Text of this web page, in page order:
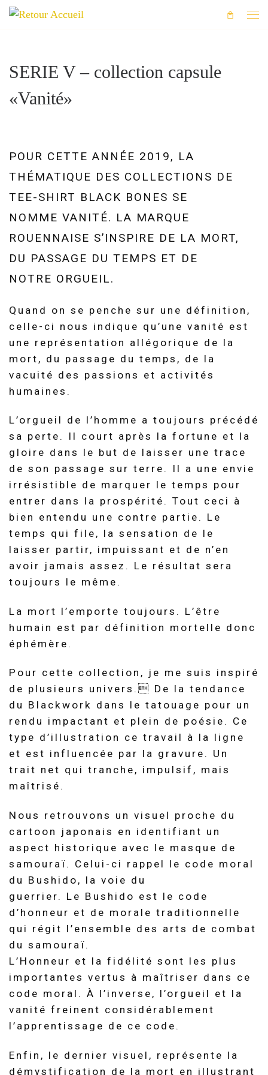
Skip to content
SERIE V – collection capsule
«Vanité»
POUR CETTE ANNÉE 2019, LA
THÉMATIQUE DES COLLECTIONS DE
TEE-SHIRT BLACK BONES SE
NOMME VANITÉ. LA MARQUE
ROUENNAISE S’INSPIRE DE LA MORT,
DU PASSAGE DU TEMPS ET DE
NOTRE ORGUEIL.
Quand on se penche sur une définition,
celle-ci nous indique qu’une vanité est
une représentation allégorique de la
mort, du passage du temps, de la
vacuité des passions et activités
humaines.
L’orgueil de l’homme a toujours précédé
sa perte.
Il court après la fortune et la
gloire dans le but de laisser une trace
de son passage sur terre.
Il a une envie
irrésistible de marquer le temps pour
entrer dans la prospérité. Tout ceci à
bien entendu une contre partie. Le
temps qui file, la sensation de le
laisser partir, impuissant et de n’en
avoir jamais assez. Le résultat sera
toujours le même.
La mort l’emporte toujours.
L’être
humain est par définition mortelle donc
éphémère.
Pour cette collection, je me suis inspiré
de plusieurs univers.  De la tendance
du Blackwork dans le tatouage pour un
rendu impactant et plein de poésie. Ce
type d’illustration ce travail à la ligne
et est influencée par la gravure. Un
trait net qui tranche, impulsif, mais
maîtrisé.
Nous retrouvons un visuel proche du
cartoon japonais en identifiant un
aspect historique avec le masque de
samouraï. Celui-ci rappel le code moral
du Bushido , la voie du
guerrier.
Le Bushido est le code
d’honneur et de morale traditionnelle
qui régit l’ensemble des arts de combat
du samouraï.
L’Honneur et la fidélité sont les plus
importantes vertus à maîtriser dans ce
code moral. À l’inverse, l’orgueil et la
vanité freinent considérablement
l’apprentissage de ce code.
Enfin, le dernier visuel, représente la
démystification de la mort en illustrant